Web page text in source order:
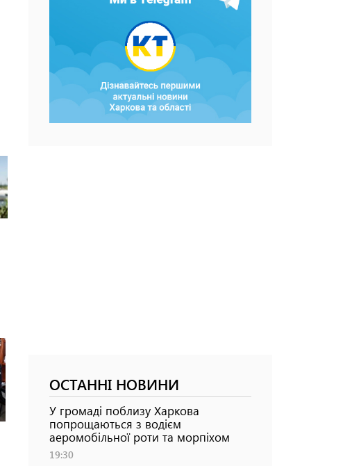
ОСТАННІ НОВИНИ
У громаді поблизу Харкова
попрощаються з водієм
аеромобільної роти та морпіхом
19:30